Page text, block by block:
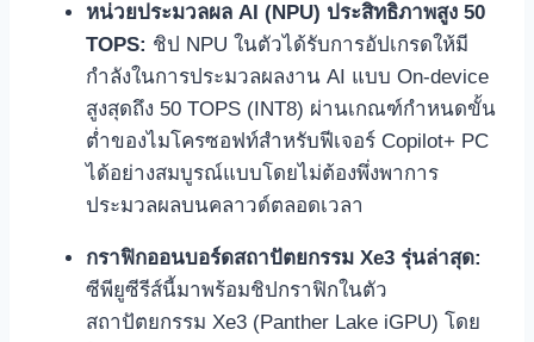
หน่วยประมวลผล AI (NPU) ประสิทธิภาพสูง 50
TOPS: ชิป NPU ในตัวได้รับการอัปเกรดให้มี
กำลังในการประมวลผลงาน AI แบบ On-device
สูงสุดถึง 50 TOPS (INT8) ผ่านเกณฑ์กำหนดขั้น
ต่ำของไมโครซอฟท์สำหรับฟีเจอร์ Copilot+ PC
ได้อย่างสมบูรณ์แบบโดยไม่ต้องพึ่งพาการ
ประมวลผลบนคลาวด์ตลอดเวลา
กราฟิกออนบอร์ดสถาปัตยกรรม Xe3 รุ่นล่าสุด:
ซีพียูซีรีส์นี้มาพร้อมชิปกราฟิกในตัว
สถาปัตยกรรม Xe3 (Panther Lake iGPU) โดย